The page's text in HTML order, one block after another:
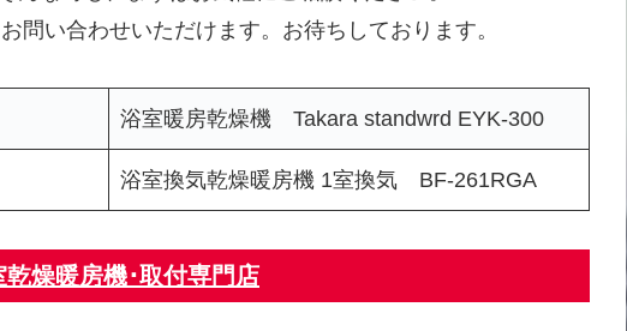
問い合わせいただけます。お待ちしております。
浴室暖房乾燥機 Takara standwrd EYK-300
浴室換気乾燥暖房機 1室換気 BF-261RGA
乾燥暖房機･取付専門店